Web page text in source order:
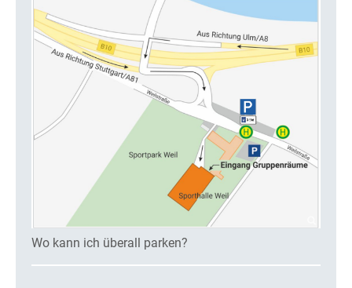
Wo kann ich überall parken?